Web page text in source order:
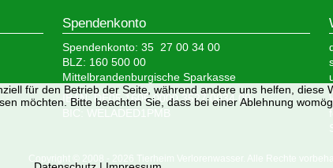
Spendenkonto
Spendenkonto: 35 27 00 34 00
BLZ: 160 500 00
Mittelbrandenburgische Sparkasse
IBAN: DE05 1605 0000 3527 0034 00
BIC: WELADED1PMB
Copyright © 2008 - 2026 Tierheim Verlorenwasser. Alle Rechte
für den Betrieb der Seite, während andere uns helfen, diese
möchten. Bitte beachten Sie, dass bei einer Ablehnung